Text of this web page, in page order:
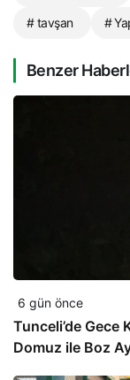
# tavşan #
Benzer
6 gün önce
Tunceli’de Gece
Domuz ile Boz